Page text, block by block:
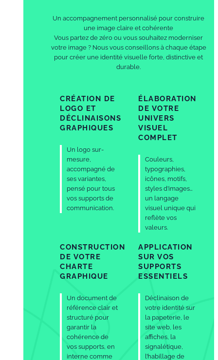
Un accompagnement personnalisé pour construire
une image claire et cohérente
Vous partez de zéro ou vous souhaitez moderniser
votre image ? Nous vous conseillons à chaque étape
pour créer une identité visuelle forte, distinctive et
durable.
CRÉATION DE
LOGO ET
DÉCLINAISONS
GRAPHIQUES
Un logo sur-
mesure,
accompagné de
ses variantes,
pensé pour tous
vos supports de
communication.
ÉLABORATION
DE VOTRE
UNIVERS
VISUEL
COMPLET
Couleurs,
typographies,
icônes, motifs,
styles d’images…
un langage
visuel unique qui
reflète vos
valeurs.
CONSTRUCTION
DE VOTRE
CHARTE
GRAPHIQUE
Un document de
référence clair et
structuré pour
garantir la
cohérence de
vos supports, en
interne comme
APPLICATION
SUR VOS
SUPPORTS
ESSENTIELS
Déclinaison de
votre identité sur
la papeterie, le
site web, les
affiches, la
signalétique,
l’habillage de